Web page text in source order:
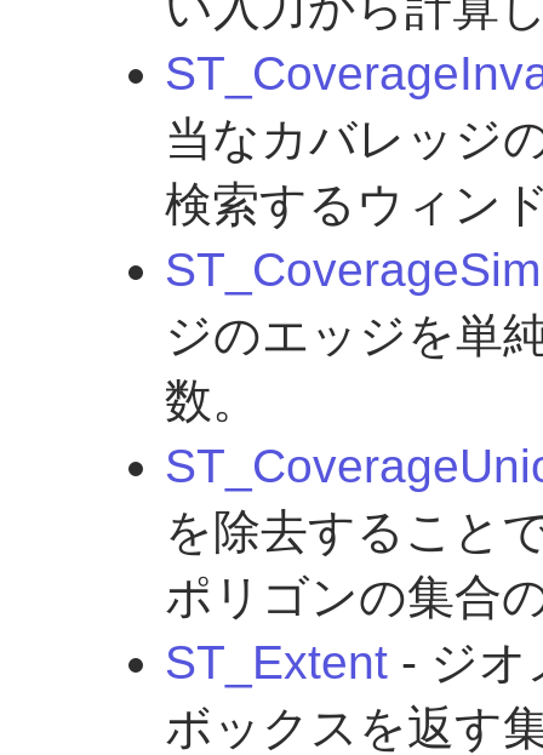
当なカバレッジ
検索するウィン
ジのエッジを単
数。
を除去すること
ポリゴンの集合
ST_Extent - ジオ
ボックスを返す